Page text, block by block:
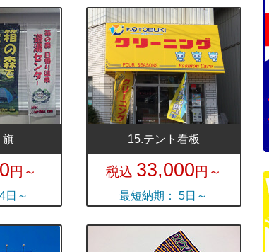
旗
円～
日～
15.テント看板
税込 33,000円～
最短納期： 5日～